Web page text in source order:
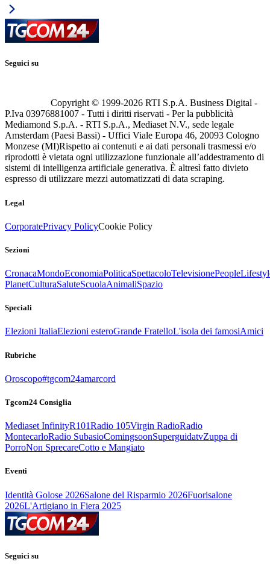
Seguici su
Copyright © 1999-2026 RTI S.p.A. Business Digital -
P.Iva 03976881007 - Tutti i diritti riservati - Per la pubblicità
Mediamond S.p.A. - RTI S.p.A., Mediaset N.V., sede legale
Amsterdam (Paesi Bassi) - Uffici Viale Europa 46, 20093 Cologno
Monzese (MI)Rispetto ai contenuti e ai dati personali trasmessi e/o
riprodotti è vietata ogni utilizzazione funzionale all’addestramento di
sistemi di intelligenza artificiale generativa. È altresì fatto divieto
espresso di utilizzare mezzi automatizzati di data scraping.
Legal
CorporatePrivacy PolicyCookie Policy
Sezioni
CronacaMondoEconomiaPoliticaSpettacoloTelevisionePeople
PlanetCulturaSaluteScuolaAnimaliSpazio
Speciali
Elezioni ItaliaElezioni esteroGrande FratelloL'isola dei famosiAmici
Rubriche
Oroscopo#tgcom24amarcord
Tgcom24 Consiglia
Mediaset InfinityR101Radio 105Virgin RadioRadio
MontecarloRadio SubasioComingsoonSuperguidatvZuppa di
PorroNon SprecareCotto e Mangiato
Eventi
Identità Golose 2026Salone del Risparmio 2026Fuorisalone
2026L'Artigiano in Fiera 2025
Seguici su